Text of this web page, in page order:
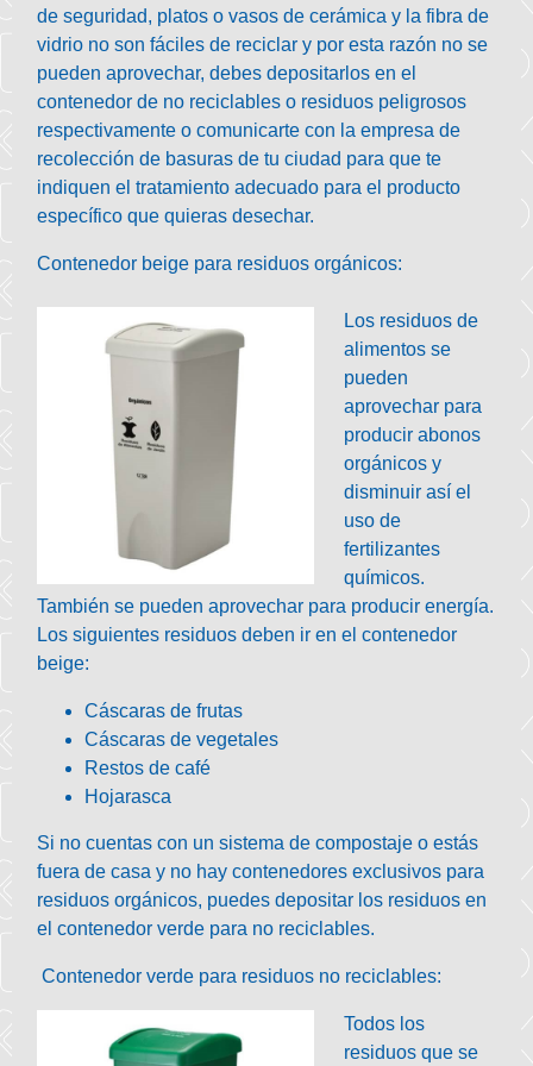
de seguridad, platos o vasos de cerámica y la fibra de
vidrio no son fáciles de reciclar y por esta razón no se
pueden aprovechar, debes depositarlos en el
contenedor de no reciclables o residuos peligrosos
respectivamente o comunicarte con la empresa de
recolección de basuras de tu ciudad para que te
indiquen el tratamiento adecuado para el producto
específico que quieras desechar.
Contenedor beige para residuos orgánicos:
Los residuos de
alimentos se
pueden
aprovechar para
producir abonos
orgánicos y
disminuir así el
uso de
fertilizantes
químicos.
También se pueden aprovechar para producir energía.
Los siguientes residuos deben ir en el contenedor
beige:
Cáscaras de frutas
Cáscaras de vegetales
Restos de café
Hojarasca
Si no cuentas con un sistema de compostaje o estás
fuera de casa y no hay contenedores exclusivos para
residuos orgánicos, puedes depositar los residuos en
el contenedor verde para no reciclables.
Contenedor verde para residuos no reciclables:
Todos los
residuos que se